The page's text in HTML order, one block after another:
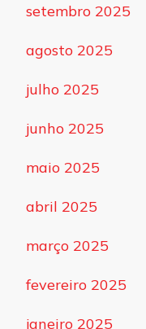
setembro 2025
agosto 2025
julho 2025
junho 2025
maio 2025
abril 2025
março 2025
fevereiro 2025
janeiro 2025